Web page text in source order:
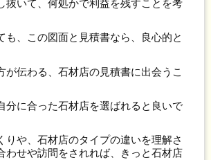
抜いて、何処かで利益を残すことを考
も、この図面と見積書なら、良心的と
が伝わる、石材店の見積書に出会うこ
分に合った石材店を選ばれると良いで
りや、石材店のタイプの違いを理解さ
わせや訪問をされれば、きっと石材店